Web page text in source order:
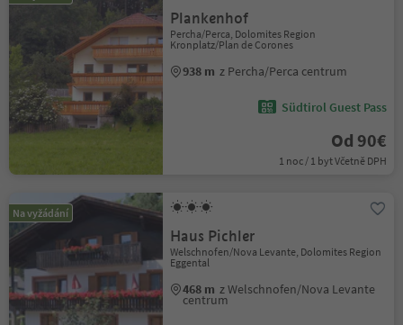
Plankenhof
Percha/Perca, Dolomites Region
Kronplatz/Plan de Corones
938 m z Percha/Perca centrum
Südtirol Guest Pass
Od 90€
1 noc / 1 byt Včetně DPH
Na vyžádání
Haus Pichler
Welschnofen/Nova Levante, Dolomites Region
Eggental
468 m z Welschnofen/Nova Levante
centrum